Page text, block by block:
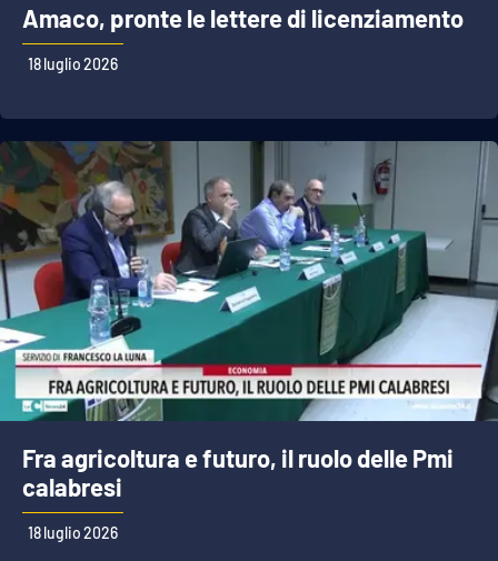
Amaco, pronte le lettere di licenziamento
18 luglio 2026
Fra agricoltura e futuro, il ruolo delle Pmi
calabresi
18 luglio 2026